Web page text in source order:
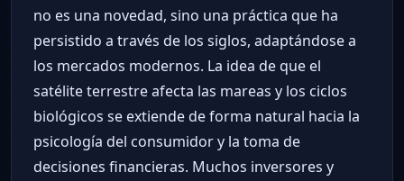
no es una novedad, sino una práctica que ha
persistido a través de los siglos, adaptándose a
los mercados modernos. La idea de que el
satélite terrestre afecta las mareas y los ciclos
biológicos se extiende de forma natural hacia la
psicología del consumidor y la toma de
decisiones financieras. Muchos inversores y